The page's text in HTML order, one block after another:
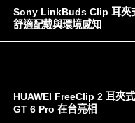
Sony LinkBuds Clip 耳夾
舒適配戴與環境感知
HUAWEI FreeClip 2 耳夾
GT 6 Pro 在台亮相